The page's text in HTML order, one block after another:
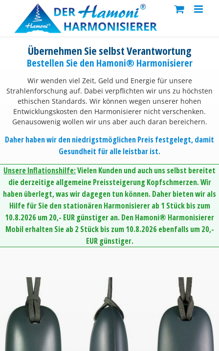
content
Übernehmen Sie selbst Verantwortung
Bestellen Sie den Hamoni® Harmonisierer
Wir wenden viel Zeit, Geld und Energie für unsere
Strahlenforschung auf. Dabei verpflichten wir uns zu höchsten
ethischen Standards. Wir können wegen unserer hohen
Entwicklungskosten den Harmonisierer nicht verschenken.
Genausowenig wollen wir uns aber auch daran bereichern.
Daher haben wir den niedrigstmöglichen Preis festgelegt, damit
Gesundheit für alle leistbar ist.
Unsere Inflationshilfe:Vielen Kunden und auch uns selbst bereitet
die derzeitige allgemeine Preissteigerung Kopfschmerzen. Wir
haben überlegt, was wir dagegen tun können. Daher bieten wir als
Hilfe für Sie den stationären Harmonisierer ab 1 Stück bis zum
10.8.2026 um 20,- EUR günstiger an. Den Hamoni® Harmonisierer
Mobil erhalten Sie ab 2 Stück bis zum 10.8.2026 ebenfalls um 20,-
EUR günstiger.